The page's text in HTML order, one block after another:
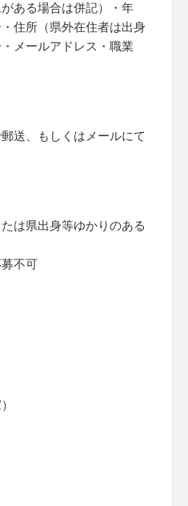
ある場合は併記）・年
住所（県外在住者は出身
メールアドレス・職業
送、もしくはメールにて
は県出身等ゆかりのある
不可